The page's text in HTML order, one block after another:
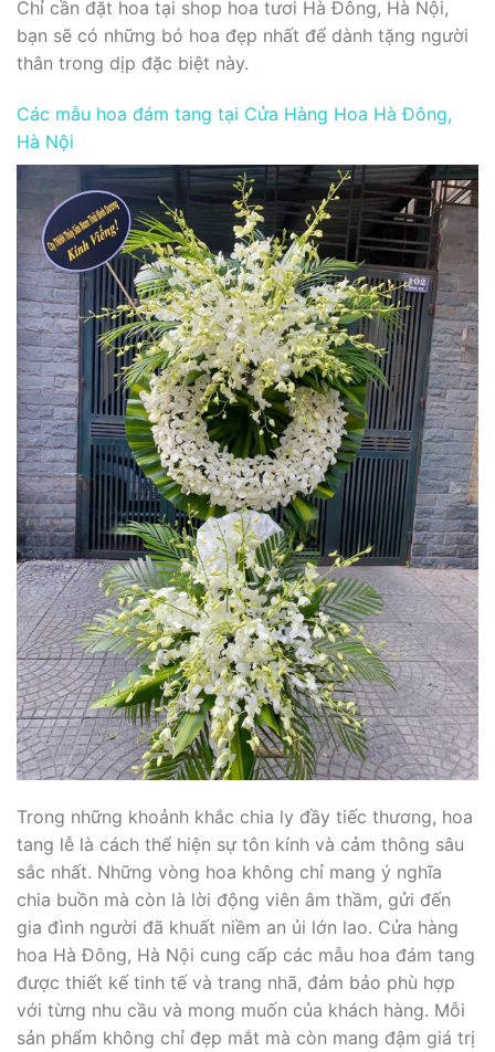
Chỉ cần đặt hoa tại shop hoa tươi Hà Đông, Hà Nội,
bạn sẽ có những bó hoa đẹp nhất để dành tặng người
thân trong dịp đặc biệt này.
Các mẫu hoa đám tang tại Cửa Hàng Hoa Hà Đông,
Hà Nội
Trong những khoảnh khắc chia ly đầy tiếc thương, hoa
tang lễ là cách thể hiện sự tôn kính và cảm thông sâu
sắc nhất. Những vòng hoa không chỉ mang ý nghĩa
chia buồn mà còn là lời động viên âm thầm, gửi đến
gia đình người đã khuất niềm an ủi lớn lao. Cửa hàng
hoa Hà Đông, Hà Nội cung cấp các mẫu hoa đám tang
được thiết kế tinh tế và trang nhã, đảm bảo phù hợp
với từng nhu cầu và mong muốn của khách hàng. Mỗi
sản phẩm không chỉ đẹp mắt mà còn mang đậm giá trị